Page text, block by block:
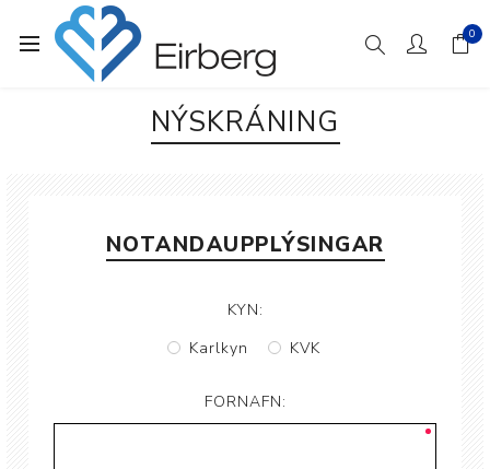
0
NÝSKRÁNING
NOTANDAUPPLÝSINGAR
KYN:
Karlkyn
KVK
FORNAFN: